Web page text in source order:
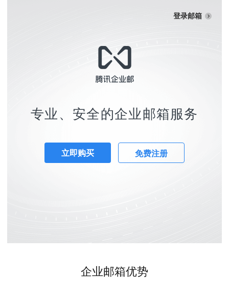
登录邮箱
专业、安全的企业邮箱服务
立即购买 免费注册
企业邮箱优势